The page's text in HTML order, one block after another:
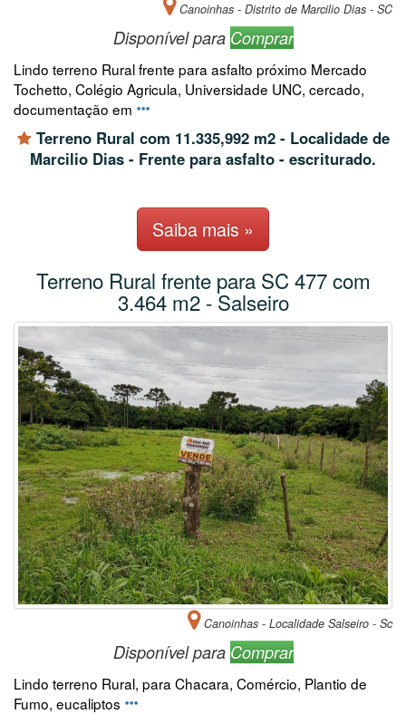
Canoinhas - Distrito de Marcilio Dias - SC
Disponível para Comprar
Lindo terreno Rural frente para asfalto próximo Mercado
Tochetto, Colégio Agricula, Universidade UNC, cercado,
documentação em
Terreno Rural com 11.335,992 m2 - Localidade de
Marcilio Dias - Frente para asfalto - escriturado.
Saiba mais »
Terreno Rural frente para SC 477 com
3.464 m2 - Salseiro
Canoinhas - Localidade Salseiro - Sc
Disponível para Comprar
Lindo terreno Rural, para Chacara, Comércio, Plantio de
Fumo, eucaliptos